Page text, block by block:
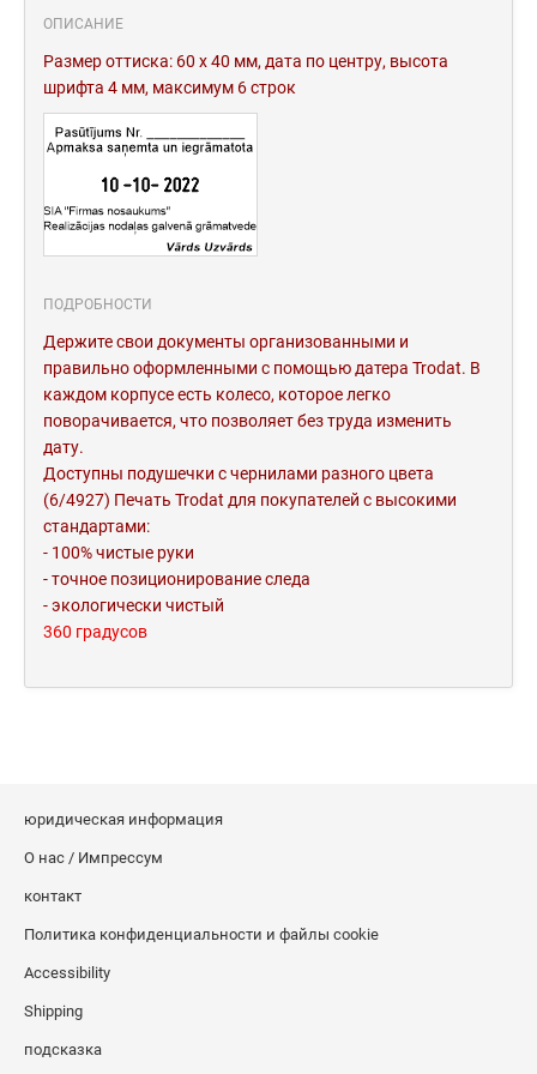
ОПИСАНИЕ
Размер оттиска: 60 x 40 мм, дата по центру, высота
шрифта 4 мм, максимум 6 строк
ПОДРОБНОСТИ
Держите свои документы организованными и
правильно оформленными с помощью датера Trodat. В
каждом корпусе есть колесо, которое легко
поворачивается, что позволяет без труда изменить
дату.
Доступны подушечки с чернилами разного цвета
(6/4927) Печать Trodat для покупателей с высокими
стандартами:
- 100% чистые руки
- точное позиционирование следа
- экологически чистый
360 градусов
юридическая информация
О нас / Импрессум
контакт
Политика конфиденциальности и файлы cookie
Accessibility
Shipping
подсказка